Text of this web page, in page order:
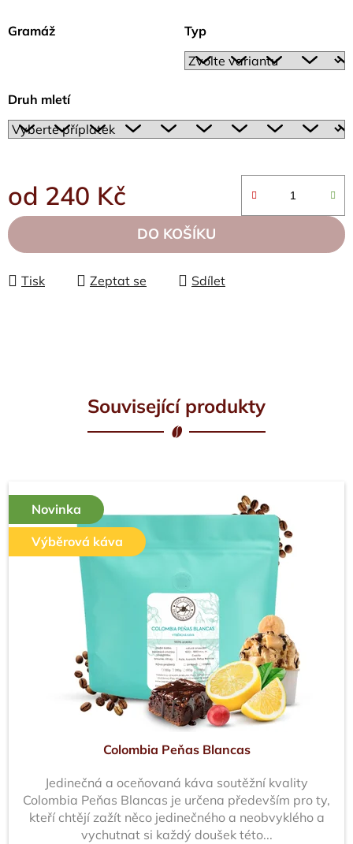
Gramáž Typ
Druh mletí
od 240 Kč
Měrná cena:
DO KOŠÍKU
Tisk Zeptat se Sdílet
Související produkty
Novinka
Výběrová káva
Colombia Peňas Blancas
Jedinečná a oceňovaná káva soutěžní kvality
Colombia Peňas Blancas je určena především pro ty,
kteří chtějí zažít něco jedinečného a neobvyklého a
vychutnat si každý doušek této...